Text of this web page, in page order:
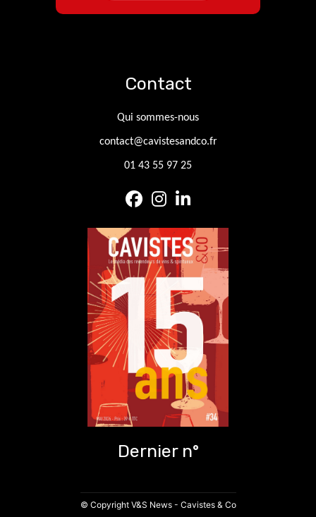
Contact
Qui sommes-nous
contact@cavistesandco.fr
01 43 55 97 25
Dernier n°
© Copyright V&S News - Cavistes & Co